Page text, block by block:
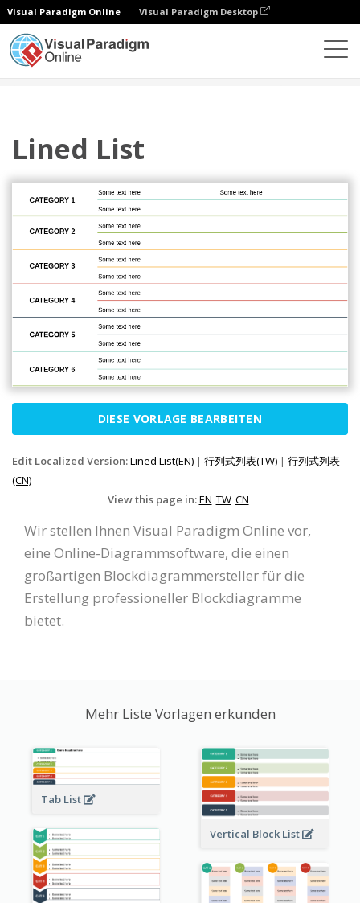
Visual Paradigm Online Visual Paradigm Desktop
Lined List
DIESE VORLAGE BEARBEITEN
Edit Localized Version:Lined List(EN) | 行列式列表(TW) | 行列式列表
(CN)
View this page in:EN TW CN
Wir stellen Ihnen Visual Paradigm Online vor,
eine Online-Diagrammsoftware, die einen
großartigen Blockdiagrammersteller für die
Erstellung professioneller Blockdiagramme
bietet.
Mehr Liste Vorlagen erkunden
Tab List
Vertical Block List